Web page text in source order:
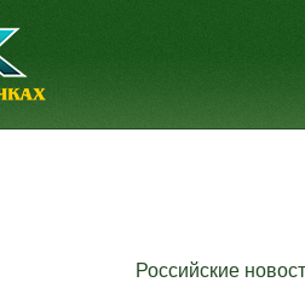
Российские